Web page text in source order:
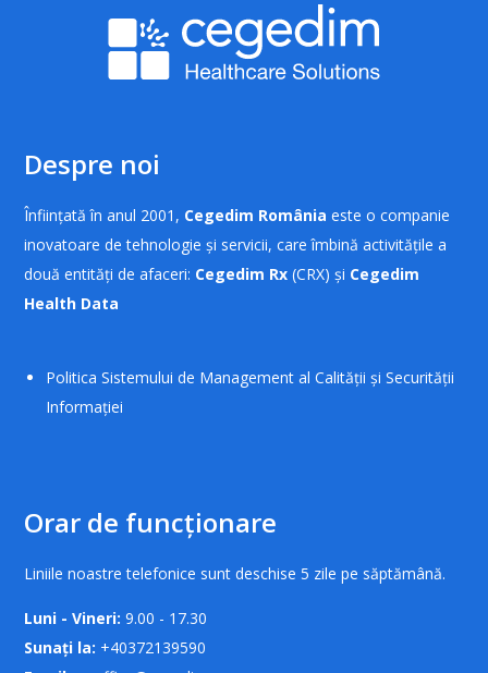
Despre noi
Înființată în anul 2001, Cegedim România este o companie
inovatoare de tehnologie și servicii, care îmbină activitățile a
două entități de afaceri: Cegedim Rx (CRX) și Cegedim
Health Data
Politica Sistemului de Management al Calității și Securității
Informației
Orar de funcționare
Liniile noastre telefonice sunt deschise 5 zile pe săptămână.
Luni - Vineri: 9.00 - 17.30
Sunați la: +40372139590